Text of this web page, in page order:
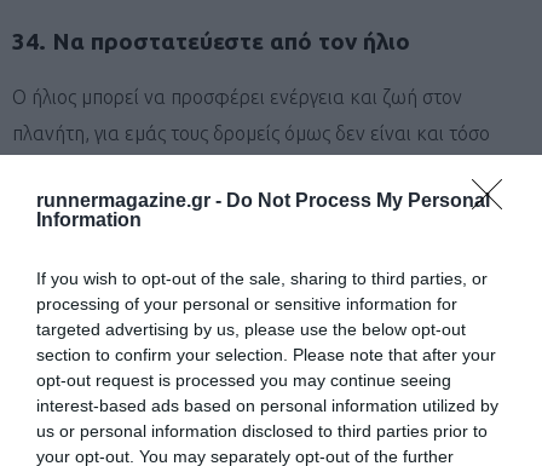
runnermagazine.gr - Do Not Process My Personal
Information
If you wish to opt-out of the sale, sharing to third parties, or
processing of your personal or sensitive information for
targeted advertising by us, please use the below opt-out
section to confirm your selection. Please note that after your
opt-out request is processed you may continue seeing
interest-based ads based on personal information utilized by
us or personal information disclosed to third parties prior to
your opt-out. You may separately opt-out of the further
34. Να προστατεύεστε από τον ήλιο
Ο ήλιος μπορεί να προσφέρει ενέργεια και ζωή στον
πλανήτη, για εμάς τους δρομείς όμως δεν είναι και τόσο
εφίδρωση ενώ όταν συνδυάζεται με υψηλές θερμοκρασίες
παράγεται. Αν χρειαστεί λοιπόν να τρέξετε κάποια από τις
ώρες της ημέρας, τότε οπωσδήποτεθα πρέπει να βάζετε
αντηλιακό, 30 λεπτά πριν να τρέξετε, να φοράτε καπέλο
και γυαλιά, να έχετε το σώμα σας καλυμμένο με ένα t-shirt
και να έχετε προνοήσει για την ενυδάτωσή σας κατά τη
διάρκεια της προπόνησης, ιδιαίτερα αν αυτή ξεπερνά σε